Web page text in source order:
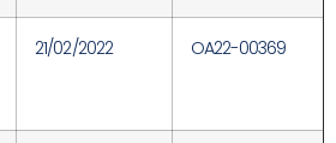
21/02/2022 OA22-00369